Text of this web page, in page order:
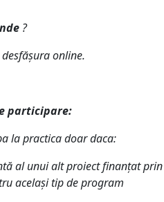
?
online.
participare:
la practica doar daca:
al unui alt proiect finanțat prin
același tip de program